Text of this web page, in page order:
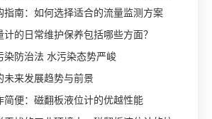
指南：如何选择适合的流量监测方案
的日常维护保养包括哪些方面？
染防治法 水污染态势严峻
未来发展趋势与前景
简便：磁翻板液位计的优越性能